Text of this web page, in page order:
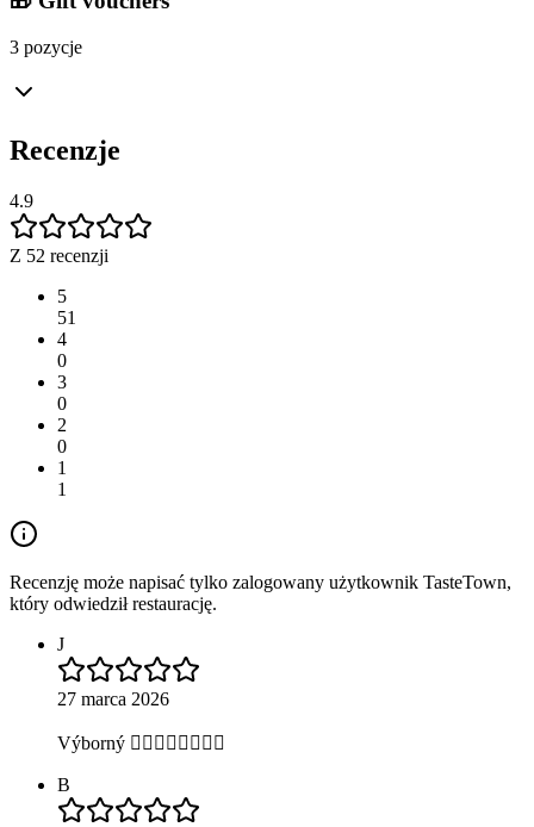
3 pozycje
Recenzje
4.9
Z 52 recenzji
5
51
4
0
3
0
2
0
1
1
Recenzję może napisać tylko zalogowany użytkownik TasteTown,
który odwiedził restaurację.
J
27 marca 2026
Výborný 👍🏻👍🏻👍🏻👍🏻
B